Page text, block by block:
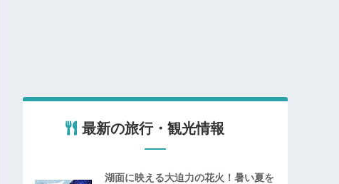
最新の旅行・観光情報
湖面に映える大迫力の花火！暑い夏を